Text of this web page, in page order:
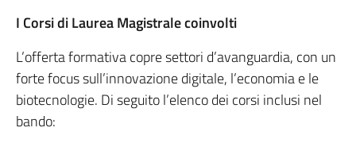
I Corsi di Laurea Magistrale coinvolti
L’offerta formativa copre settori d’avanguardia, con un
forte focus sull’innovazione digitale, l’economia e le
biotecnologie. Di seguito l’elenco dei corsi inclusi nel
bando: